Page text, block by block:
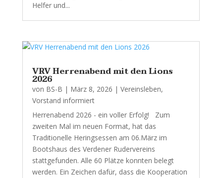
Helfer und...
VRV Herrenabend mit den Lions
2026
von BS-B | März 8, 2026 | Vereinsleben,
Vorstand informiert
Herrenabend 2026 - ein voller Erfolg! Zum
zweiten Mal im neuen Format, hat das
Traditionelle Heringsessen am 06.März im
Bootshaus des Verdener Rudervereins
stattgefunden. Alle 60 Plätze konnten belegt
werden. Ein Zeichen dafür, dass die Kooperation